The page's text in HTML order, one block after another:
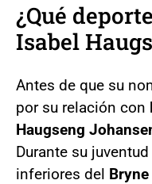
¿Qué
Isabel
Antes de que su
por su relación con
Haugseng
Durante su
inferiores del